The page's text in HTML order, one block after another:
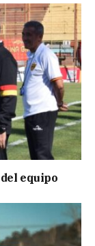
equipo